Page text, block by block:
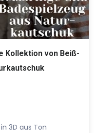
Kollektion von Beiß-
3D aus Ton